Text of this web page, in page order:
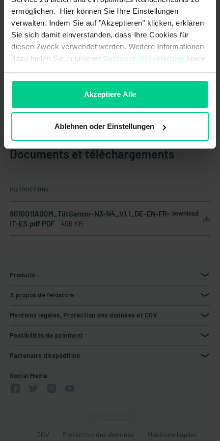
ermöglichen. Hier können Sie Ihre Einstellungen
verwalten. Indem Sie auf "Akzeptieren" klicken, erklären
Sie sich damit einverstanden, dass Ihre Cookies für
diesen Zweck verwendet werden. Weitere Informationen
dazu finden Sie in unserer Datenschutzerklärung sowie
sein, können Sie die Verwendung von Cookies hier
Akzeptiere Alle
Ablehnen oder Einstellungen
Poids de l'article 0.1 kg
Documents et téléchargements
INSTRUCTIONS
9010011A00M_TiltSensor-N3-N4_V1.1_DE-EN-FR-
IT-ES.pdf PDF
496 KB
download
Produits
A propos de l'elostore
Mentions légales, Protection des données et CGV
Possibilités de paiement
Partenaire d'expédition
Social Media
CGV Protection des données Mentions légales